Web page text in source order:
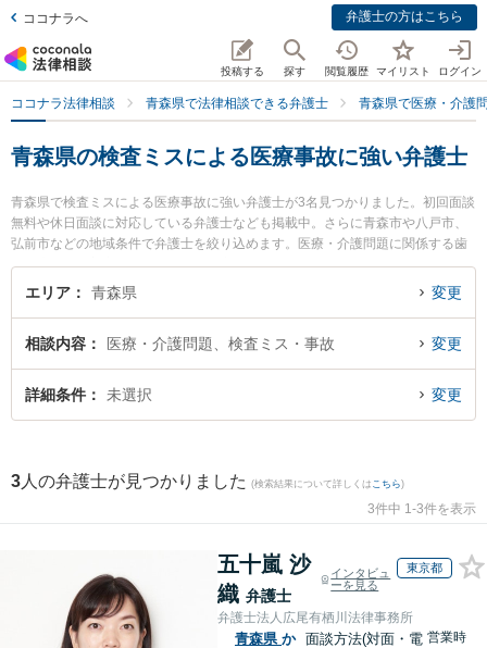
ココナラへ 弁護士の方はこちら
投稿する 探す 閲覧履歴 マイリスト ログイン
ココナラ法律相談 青森県で法律相談できる弁護士 青森県で医療・介護
青森県の検査ミスによる医療事故に強い弁護士
青森県で検査ミスによる医療事故に強い弁護士が3名見つかりました。初回面談
無料や休日面談に対応している弁護士なども掲載中。さらに青森市や八戸市、
弘前市などの地域条件で弁護士を絞り込めます。医療・介護問題に関係する歯
科治療ミスや美容整形のトラブル、産婦人科の訴訟等の細かな分野での絞り込
み検索もでき便利です。特に雪のまち法律事務所の三上 大介弁護士や澤村こう
間に発生した検査ミスによる医療事故のトラブルを今すぐに弁護士に相談した
い』『検査ミスによる医療事故のトラブル解決の実績豊富な近くの弁護士を検
索したい』『初回相談無料で検査ミスによる医療事故を法律相談できる青森県
エリア 青森県 変更
相談内容 医療・介護問題、検査ミス・事故 変更
詳細条件 未選択 変更
3 人の弁護士が見つかりました (検索結果について詳しくは こちら)
3件中 1-3件を表示
五十嵐 沙
織 弁護士
インタビュ
ーを見る
東京都
弁護士法人広尾有栖川法律事務所
青森県 か 面談方法(対面・電 営業時